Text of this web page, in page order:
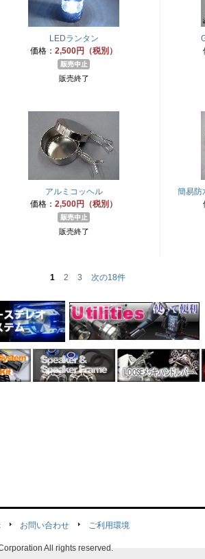
LEDランタン
価格： 2,500円（税別）
販売終了
アルミコッヘル
価格： 2,500円（税別）
販売終了
簡易防
1 2 3 次の18件
お問い合わせ ご利用環境
All rights reserved.